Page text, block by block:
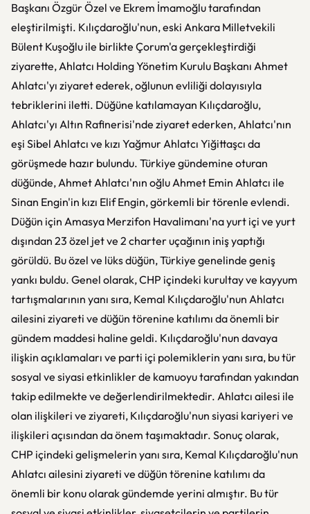
Başkanı Özgür Özel ve Ekrem İmamoğlu tarafından
eleştirilmişti. Kılıçdaroğlu'nun, eski Ankara Milletvekili
Bülent Kuşoğlu ile birlikte Çorum'a gerçekleştirdiği
ziyarette, Ahlatcı Holding Yönetim Kurulu Başkanı Ahmet
Ahlatcı'yı ziyaret ederek, oğlunun evliliği dolayısıyla
tebriklerini iletti. Düğüne katılamayan Kılıçdaroğlu,
Ahlatcı'yı Altın Rafinerisi'nde ziyaret ederken, Ahlatcı'nın
eşi Sibel Ahlatcı ve kızı Yağmur Ahlatcı Yiğittaşcı da
görüşmede hazır bulundu. Türkiye gündemine oturan
düğünde, Ahmet Ahlatcı'nın oğlu Ahmet Emin Ahlatcı ile
Sinan Engin'in kızı Elif Engin, görkemli bir törenle evlendi.
Düğün için Amasya Merzifon Havalimanı'na yurt içi ve yurt
dışından 23 özel jet ve 2 charter uçağının iniş yaptığı
görüldü. Bu özel ve lüks düğün, Türkiye genelinde geniş
yankı buldu. Genel olarak, CHP içindeki kurultay ve kayyum
tartışmalarının yanı sıra, Kemal Kılıçdaroğlu'nun Ahlatcı
ailesini ziyareti ve düğün törenine katılımı da önemli bir
gündem maddesi haline geldi. Kılıçdaroğlu'nun davaya
ilişkin açıklamaları ve parti içi polemiklerin yanı sıra, bu tür
sosyal ve siyasi etkinlikler de kamuoyu tarafından yakından
takip edilmekte ve değerlendirilmektedir. Ahlatcı ailesi ile
olan ilişkileri ve ziyareti, Kılıçdaroğlu'nun siyasi kariyeri ve
ilişkileri açısından da önem taşımaktadır. Sonuç olarak,
CHP içindeki gelişmelerin yanı sıra, Kemal Kılıçdaroğlu'nun
Ahlatcı ailesini ziyareti ve düğün törenine katılımı da
önemli bir konu olarak gündemde yerini almıştır. Bu tür